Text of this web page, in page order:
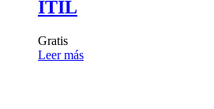
ITIL
Gratis
Leer más